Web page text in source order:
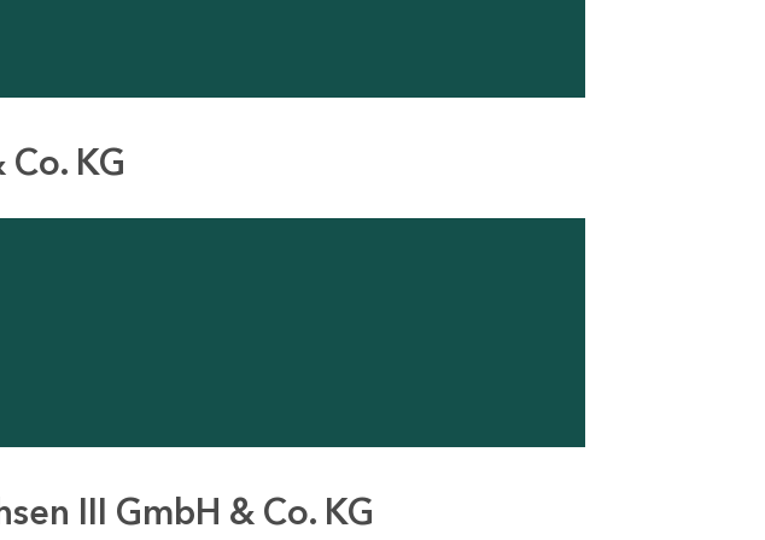
KG
III GmbH & Co. KG